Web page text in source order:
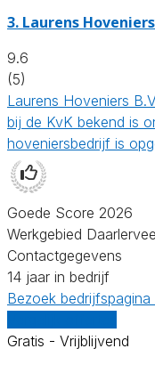
3. Laurens Hoveniers
9.6
(5)
Laurens Hoveniers
bij de KvK bekend is
hoveniersbedrijf is
Goede Score 2026
Werkgebied
Contactgegevens
14 jaar in bedrijf
Bezoek bedrijfspagina
Gratis - Vrijblijvend